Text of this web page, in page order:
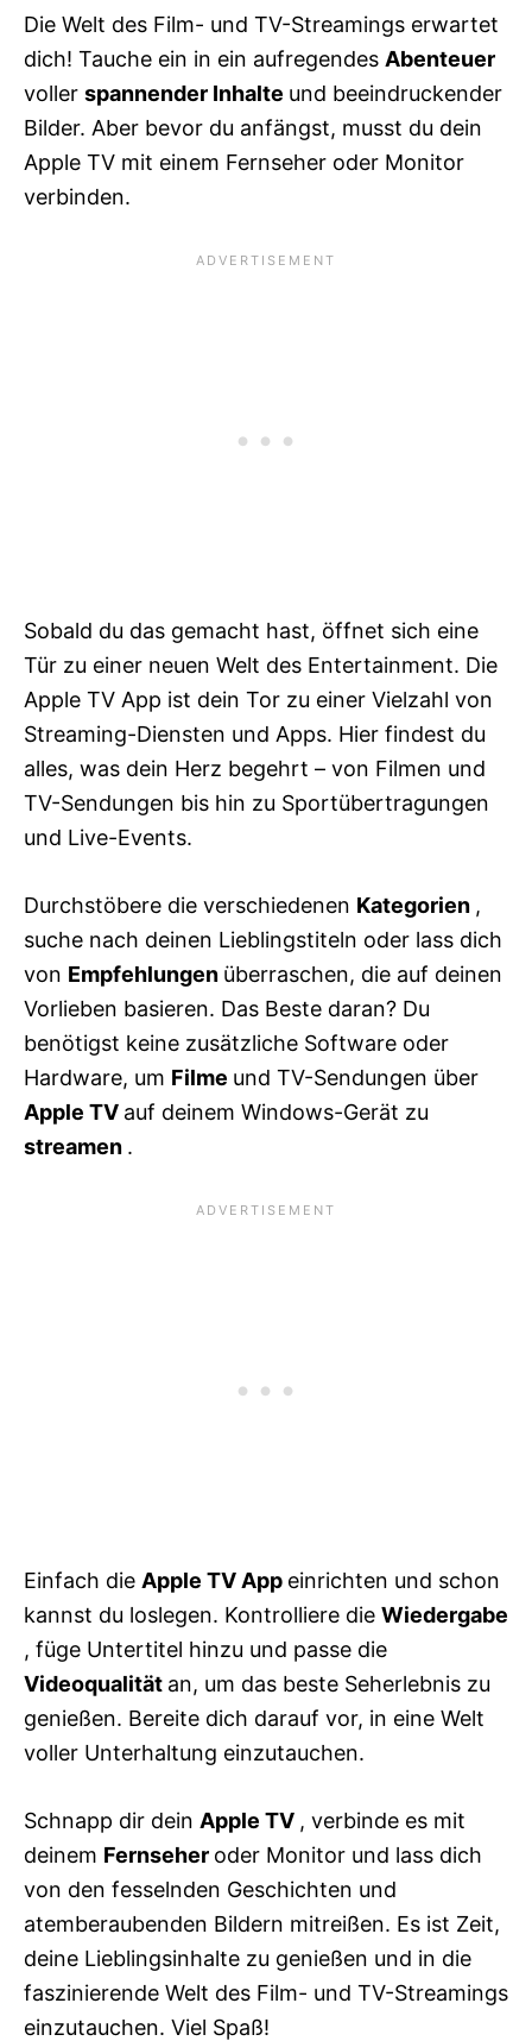
Die Welt des Film- und TV-Streamings erwartet
dich! Tauche ein in ein aufregendes Abenteuer
voller spannender Inhalte und beeindruckender
Bilder. Aber bevor du anfängst, musst du dein
Apple TV mit einem Fernseher oder Monitor
verbinden.
Sobald du das gemacht hast, öffnet sich eine
Tür zu einer neuen Welt des Entertainment. Die
Apple TV App ist dein Tor zu einer Vielzahl von
Streaming-Diensten und Apps. Hier findest du
alles, was dein Herz begehrt – von Filmen und
TV-Sendungen bis hin zu Sportübertragungen
und Live-Events.
Durchstöbere die verschiedenen Kategorien ,
suche nach deinen Lieblingstiteln oder lass dich
von Empfehlungen überraschen, die auf deinen
Vorlieben basieren. Das Beste daran? Du
benötigst keine zusätzliche Software oder
Hardware, um Filme und TV-Sendungen über
Apple TV auf deinem Windows-Gerät zu
streamen .
Einfach die Apple TV App einrichten und schon
kannst du loslegen. Kontrolliere die Wiedergabe
, füge Untertitel hinzu und passe die
Videoqualität an, um das beste Seherlebnis zu
genießen. Bereite dich darauf vor, in eine Welt
voller Unterhaltung einzutauchen.
Schnapp dir dein Apple TV , verbinde es mit
deinem Fernseher oder Monitor und lass dich
von den fesselnden Geschichten und
atemberaubenden Bildern mitreißen. Es ist Zeit,
deine Lieblingsinhalte zu genießen und in die
faszinierende Welt des Film- und TV-Streamings
einzutauchen. Viel Spaß!